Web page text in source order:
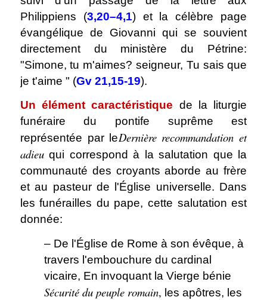
Philippiens (3,20–4,1) et la célèbre page
évangélique de Giovanni qui se souvient
directement du ministère du Pétrine:
"Simone, tu m'aimes? seigneur, Tu sais que
je t'aime " (Gv 21,15-19).
Un élément caractéristique de la liturgie
funéraire du pontife suprême est
représentée par leDernière recommandation et
adieuqui correspond à la salutation que la
communauté des croyants aborde au frère
et au pasteur de l'Église universelle. Dans
les funérailles du pape, cette salutation est
donnée:
– De l'Église de Rome à son évêque, à
travers l'embouchure du cardinal
vicaire, En invoquant la Vierge bénie
Sécurité du peuple romain, les apôtres, les